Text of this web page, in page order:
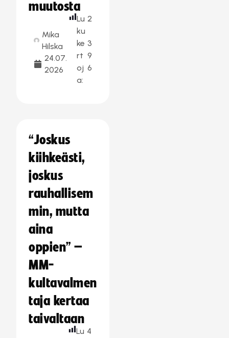
muutosta
Mika
Hilska
24.07.
2026
Lu
ku
ke
rt
oj
a:
2
3
9
6
“Joskus
kiihkeästi,
joskus
rauhallisem
min, mutta
aina
oppien” –
MM-
kultavalmen
taja kertaa
taivaltaan
Lu 4